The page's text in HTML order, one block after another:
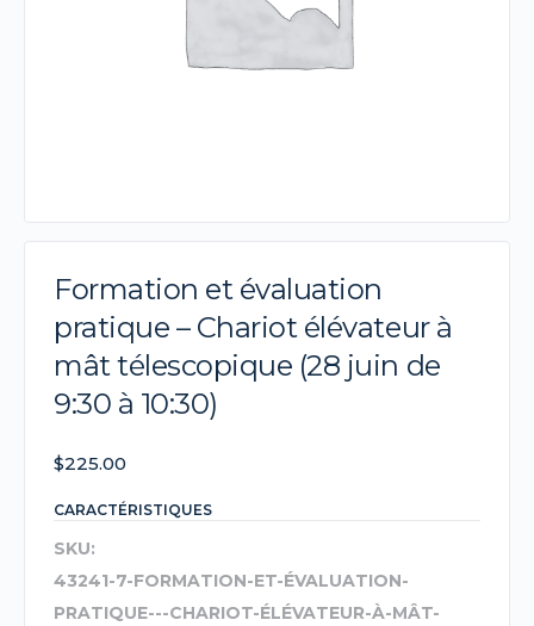
Formation et évaluation
pratique – Chariot élévateur à
mât télescopique (28 juin de
9:30 à 10:30)
$225.00
CARACTÉRISTIQUES
SKU:
43241-7-FORMATION-ET-ÉVALUATION-
PRATIQUE---CHARIOT-ÉLÉVATEUR-À-MÂT-